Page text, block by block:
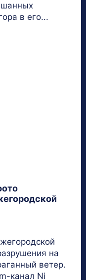
в его...
на
ветер.
канал Ni